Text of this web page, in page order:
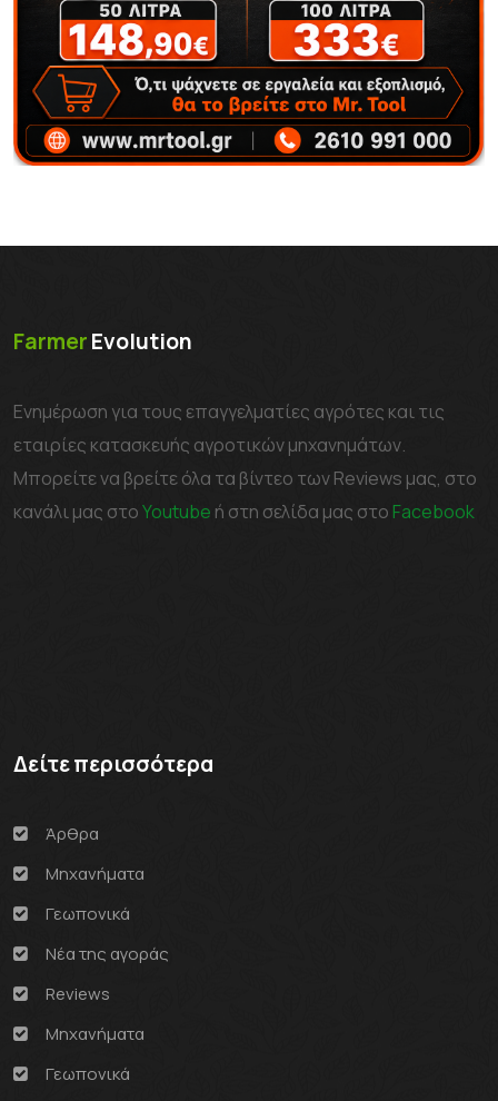
FarmerEvolution
Ενημέρωση για τους επαγγελματίες αγρότες και τις
εταιρίες κατασκευής αγροτικών μηχανημάτων.
Μπορείτε να βρείτε όλα τα βίντεο των Reviews μας, στο
κανάλι μας στοYoutube ή στη σελίδα μας στοFacebook
Δείτε περισσότερα
Άρθρα
Μηχανήματα
Γεωπονικά
Νέα της αγοράς
Reviews
Μηχανήματα
Γεωπονικά